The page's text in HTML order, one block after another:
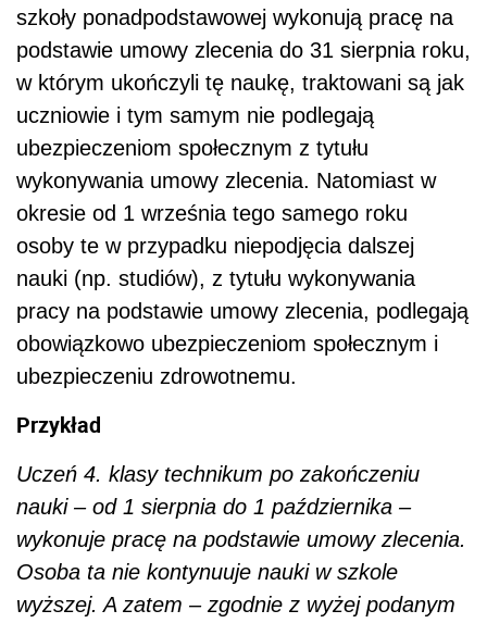
szkoły ponadpodstawowej wykonują pracę na
podstawie umowy zlecenia do 31 sierpnia roku,
w którym ukończyli tę naukę, traktowani są jak
uczniowie i tym samym nie podlegają
ubezpieczeniom społecznym z tytułu
wykonywania umowy zlecenia. Natomiast w
okresie od 1 września tego samego roku
osoby te w przypadku niepodjęcia dalszej
nauki (np. studiów), z tytułu wykonywania
pracy na podstawie umowy zlecenia, podlegają
obowiązkowo ubezpieczeniom społecznym i
ubezpieczeniu zdrowotnemu.
Przykład
Uczeń 4. klasy technikum po zakończeniu
nauki – od 1 sierpnia do 1 października –
wykonuje pracę na podstawie umowy zlecenia.
Osoba ta nie kontynuuje nauki w szkole
wyższej. A zatem – zgodnie z wyżej podanym